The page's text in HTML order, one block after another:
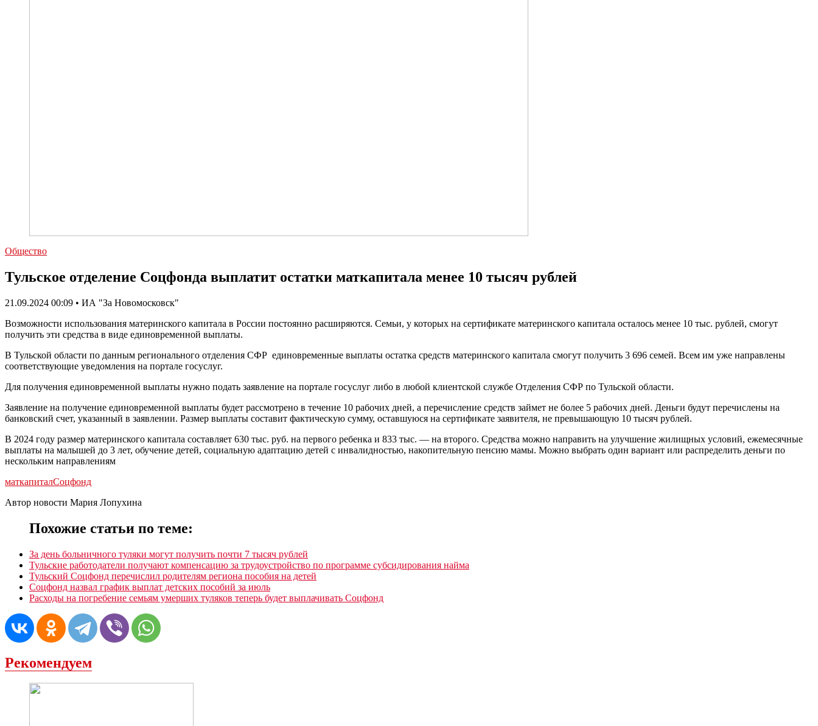
Общество
Тульское отделение Соцфонда выплатит остатки маткапитала менее 10 тысяч рублей
21.09.2024 00:09 • ИА "За Новомосковск"
Возможности использования материнского капитала в России постоянно расширяются. Семьи, у которых на сертификате материнского капитала осталось менее 10 тыс. рублей, смогут
получить эти средства в виде единовременной выплаты.
В Тульской области по данным регионального отделения СФР единовременные выплаты остатка средств материнского капитала смогут получить 3 696 семей. Всем им уже направлены
соответствующие уведомления на портале госуслуг.
Для получения единовременной выплаты нужно подать заявление на портале госуслуг либо в любой клиентской службе Отделения СФР по Тульской области.
Заявление на получение единовременной выплаты будет рассмотрено в течение 10 рабочих дней, а перечисление средств займет не более 5 рабочих дней. Деньги будут перечислены на
банковский счет, указанный в заявлении. Размер выплаты составит фактическую сумму, оставшуюся на сертификате заявителя, не превышающую 10 тысяч рублей.
В 2024 году размер материнского капитала составляет 630 тыс. руб. на первого ребенка и 833 тыс. — на второго. Средства можно направить на улучшение жилищных условий, ежемесячные
выплаты на малышей до 3 лет, обучение детей, социальную адаптацию детей с инвалидностью, накопительную пенсию мамы. Можно выбрать один вариант или распределить деньги по
нескольким направлениям
маткапиталСоцфонд
Автор новости Мария Лопухина
Похожие статьи по теме:
За день больничного туляки могут получить почти 7 тысяч рублей
Тульские работодатели получают компенсацию за трудоустройство по программе субсидирования найма
Тульский Соцфонд перечислил родителям региона пособия на детей
Соцфонд назвал график выплат детских пособий за июль
Расходы на погребение семьям умерших туляков теперь будет выплачивать Соцфонд
Рекомендуем